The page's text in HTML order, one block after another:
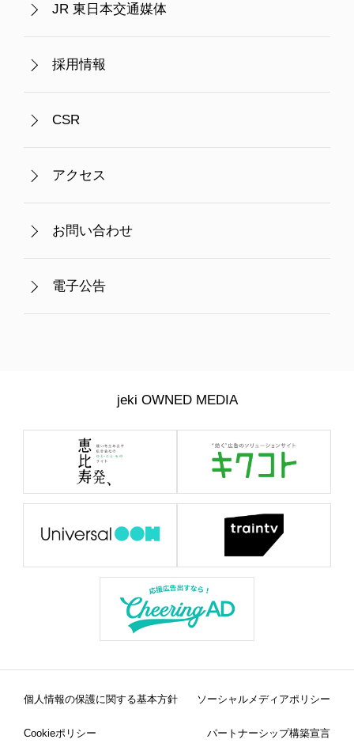
JR 東日本交通媒体
採用情報
CSR
アクセス
お問い合わせ
電子公告
jeki OWNED MEDIA
個人情報の保護に関する基本方針 ソーシャルメディアポリシー
Cookieポリシー パートナーシップ構築宣言